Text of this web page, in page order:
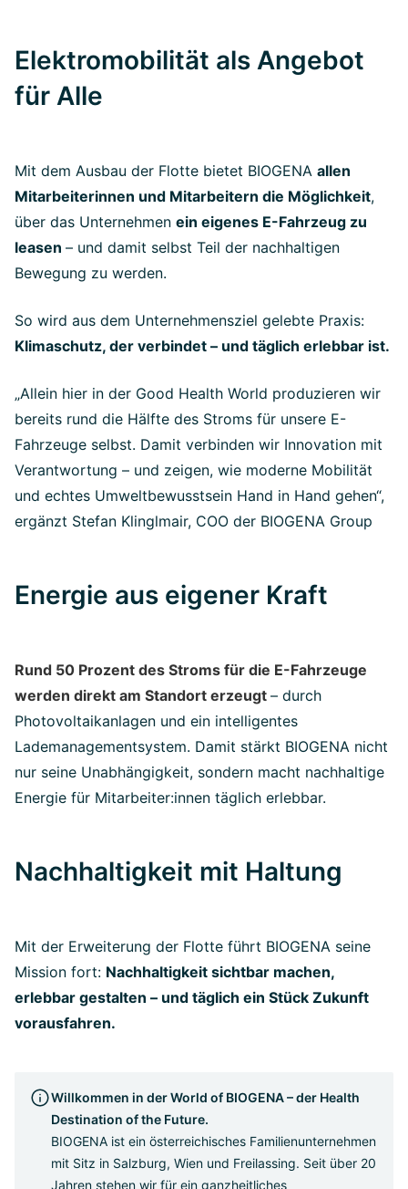
Elektromobilität als Angebot
für Alle
Mit dem Ausbau der Flotte bietet BIOGENA allen
Mitarbeiterinnen und Mitarbeitern die Möglichkeit,
über das Unternehmen ein eigenes E-Fahrzeug zu
leasen – und damit selbst Teil der nachhaltigen
Bewegung zu werden.
So wird aus dem Unternehmensziel gelebte Praxis:
Klimaschutz, der verbindet – und täglich erlebbar ist.
„Allein hier in der Good Health World produzieren wir
bereits rund die Hälfte des Stroms für unsere E-
Fahrzeuge selbst. Damit verbinden wir Innovation mit
Verantwortung – und zeigen, wie moderne Mobilität
und echtes Umweltbewusstsein Hand in Hand gehen“,
ergänzt Stefan Klinglmair, COO der BIOGENA Group
Energie aus eigener Kraft
Rund 50 Prozent des Stroms für die E-Fahrzeuge
werden direkt am Standort erzeugt – durch
Photovoltaikanlagen und ein intelligentes
Lademanagementsystem. Damit stärkt BIOGENA nicht
nur seine Unabhängigkeit, sondern macht nachhaltige
Energie für Mitarbeiter:innen täglich erlebbar.
Nachhaltigkeit mit Haltung
Mit der Erweiterung der Flotte führt BIOGENA seine
Mission fort: Nachhaltigkeit sichtbar machen,
erlebbar gestalten – und täglich ein Stück Zukunft
vorausfahren.
Willkommen in der World of BIOGENA – der Health
Destination of the Future.
BIOGENA ist ein österreichisches Familienunternehmen
mit Sitz in Salzburg, Wien und Freilassing. Seit über 20
Jahren stehen wir für ein ganzheitliches